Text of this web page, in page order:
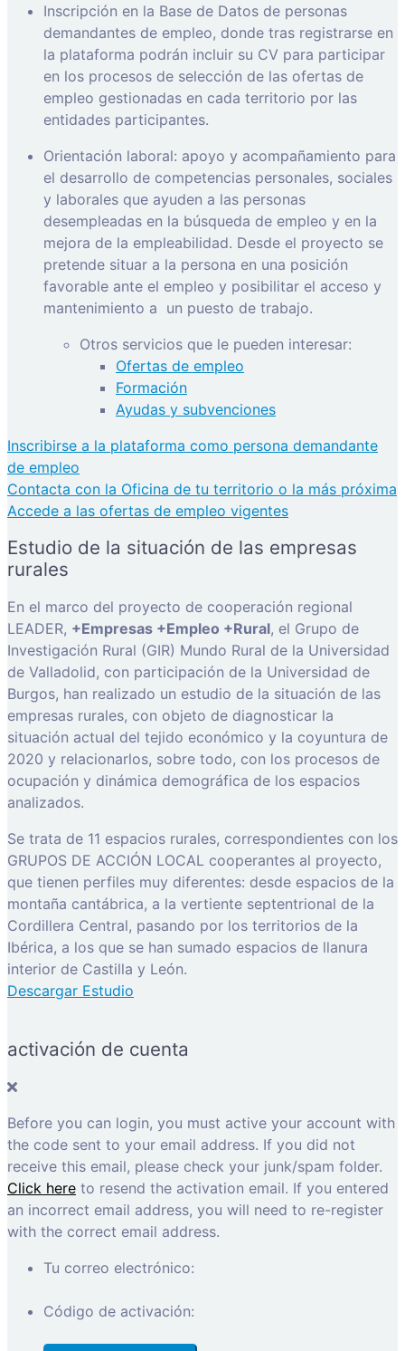
Inscripción en la Base de Datos de personas
demandantes de empleo, donde tras registrarse en
la plataforma podrán incluir su CV para participar
en los procesos de selección de las ofertas de
empleo gestionadas en cada territorio por las
entidades participantes.
Orientación laboral: apoyo y acompañamiento para
el desarrollo de competencias personales, sociales
y laborales que ayuden a las personas
desempleadas en la búsqueda de empleo y en la
mejora de la empleabilidad. Desde el proyecto se
pretende situar a la persona en una posición
favorable ante el empleo y posibilitar el acceso y
mantenimiento a un puesto de trabajo.
Otros servicios que le pueden interesar:
Ofertas de empleo
Formación
Ayudas y subvenciones
Inscribirse a la plataforma como persona demandante
de empleo
Contacta con la Oficina de tu territorio o la más próxima
Accede a las ofertas de empleo vigentes
Estudio de la situación de las empresas
rurales
En el marco del proyecto de cooperación regional
LEADER, +Empresas +Empleo +Rural, el Grupo de
Investigación Rural (GIR) Mundo Rural de la Universidad
de Valladolid, con participación de la Universidad de
Burgos, han realizado un estudio de la situación de las
empresas rurales, con objeto de diagnosticar la
situación actual del tejido económico y la coyuntura de
2020 y relacionarlos, sobre todo, con los procesos de
ocupación y dinámica demográfica de los espacios
analizados.
Se trata de 11 espacios rurales, correspondientes con los
GRUPOS DE ACCIÓN LOCAL cooperantes al proyecto,
que tienen perfiles muy diferentes: desde espacios de la
montaña cantábrica, a la vertiente septentrional de la
Cordillera Central, pasando por los territorios de la
Ibérica, a los que se han sumado espacios de llanura
interior de Castilla y León.
Descargar Estudio
activación de cuenta
Before you can login, you must active your account with
the code sent to your email address. If you did not
receive this email, please check your junk/spam folder.
Click here to resend the activation email. If you entered
an incorrect email address, you will need to re-register
with the correct email address.
Tu correo electrónico:
Código de activación: